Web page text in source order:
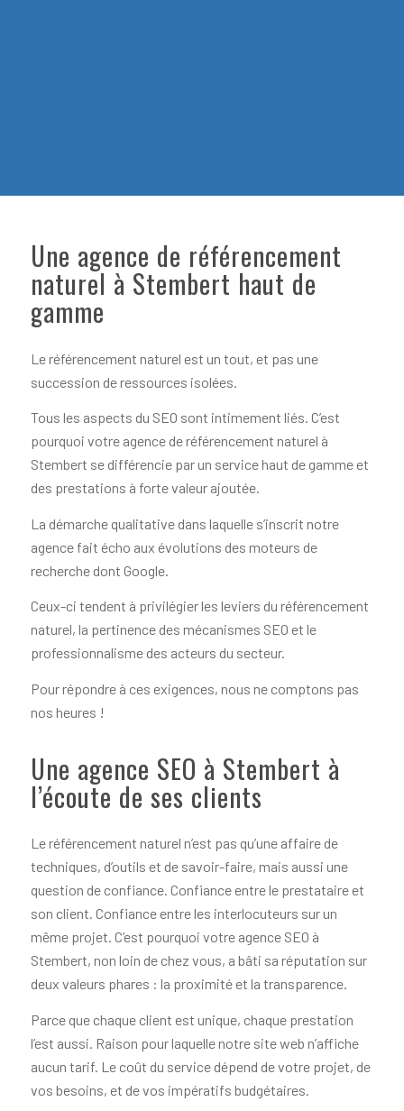
Une agence de référencement
naturel à Stembert haut de
gamme
Le référencement naturel est un tout, et pas une
succession de ressources isolées.
Tous les aspects du SEO sont intimement liés. C’est
pourquoi votre agence de référencement naturel à
Stembert se différencie par un service haut de gamme et
des prestations à forte valeur ajoutée.
La démarche qualitative dans laquelle s’inscrit notre
agence fait écho aux évolutions des moteurs de
recherche dont Google.
Ceux-ci tendent à privilégier les leviers du référencement
naturel, la pertinence des mécanismes SEO et le
professionnalisme des acteurs du secteur.
Pour répondre à ces exigences, nous ne comptons pas
nos heures !
Une agence SEO à Stembert à
l’écoute de ses clients
Le référencement naturel n’est pas qu’une affaire de
techniques, d’outils et de savoir-faire, mais aussi une
question de confiance. Confiance entre le prestataire et
son client. Confiance entre les interlocuteurs sur un
même projet. C’est pourquoi votre agence SEO à
Stembert, non loin de chez vous, a bâti sa réputation sur
deux valeurs phares : la proximité et la transparence.
Parce que chaque client est unique, chaque prestation
l’est aussi. Raison pour laquelle notre site web n’affiche
aucun tarif. Le coût du service dépend de votre projet, de
vos besoins, et de vos impératifs budgétaires.